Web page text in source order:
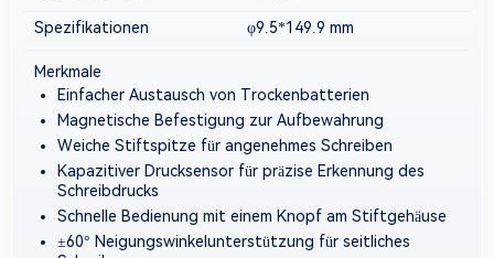
Spezifikationen φ9.5*149.9 mm
Merkmale
Einfacher Austausch von Trockenbatterien
Magnetische Befestigung zur Aufbewahrung
Weiche Stiftspitze für angenehmes Schreiben
Kapazitiver Drucksensor für präzise Erkennung des
Schreibdrucks
Schnelle Bedienung mit einem Knopf am Stiftgehäuse
±60° Neigungswinkelunterstützung für seitliches